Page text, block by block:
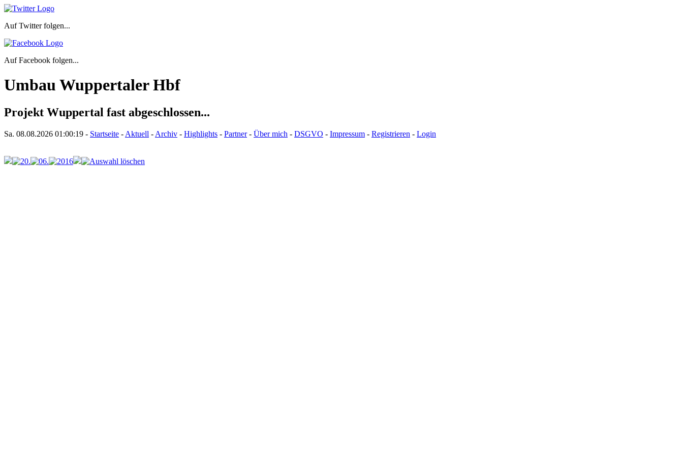
Auf Twitter folgen...
Auf Facebook folgen...
Umbau Wuppertaler Hbf
Projekt Wuppertal fast abgeschlossen...
Sa. 08.08.2026 01:00:19 - Startseite - Aktuell - Archiv - Highlights - Partner- Über mich - DSGVO - Impressum - Registrieren - Login